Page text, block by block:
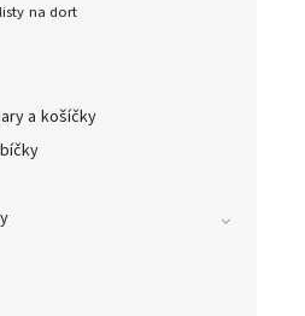
na dort
a košíčky